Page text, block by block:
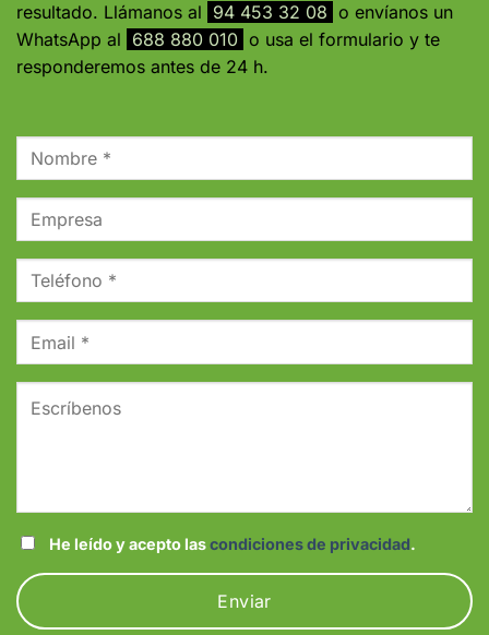
resultado. Llámanos al 94 453 32 08 o envíanos un
WhatsApp al 688 880 010 o usa el formulario y te
responderemos antes de 24 h.
He leído y acepto lascondiciones de privacidad.